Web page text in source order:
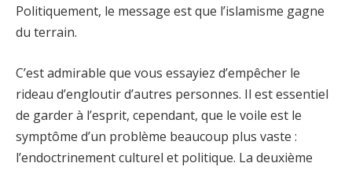
Politiquement, le message est que l’islamisme gagne
du terrain.
C’est admirable que vous essayiez d’empêcher le
rideau d’engloutir d’autres personnes. Il est essentiel
de garder à l’esprit, cependant, que le voile est le
symptôme d’un problème beaucoup plus vaste :
l’endoctrinement culturel et politique. La deuxième